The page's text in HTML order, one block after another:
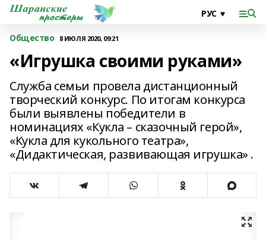
Общество 8 ИЮЛЯ 2020, 09:21
«Игрушка своими руками»
Служба семьи провела дистанционный
творческий конкурс. По итогам конкурса
были выявлены победители в
номинациях «Кукла – сказочный герой»,
«Кукла для кукольного театра»,
«Дидактическая, развивающая игрушка» .